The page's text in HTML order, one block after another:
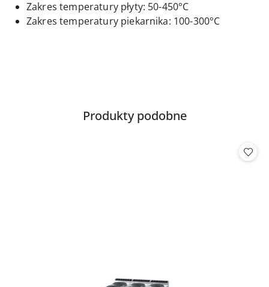
Zakres temperatury płyty: 50-450°C
Zakres temperatury piekarnika: 100-300°C
Pomiń karuzelę produktów
Produkty
Produkty podobne